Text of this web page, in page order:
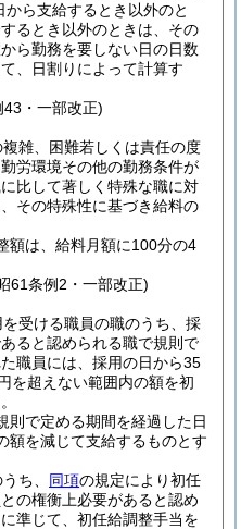
から支給するとき以外のと
るとき以外のときは、その
ら勤務を要しない日の日数
、日割りによって計算す
・一部改正)
雑、困難若しくは責任の度
労環境その他の勤務条件が
比して著しく特殊な職に対
その特殊性に基づき給料の
額は、給料月額に100分の4
61条例2・一部改正)
受ける職員の職のうち、採
ると認められる職で規則で
職員には、採用の日から35
を超えない範囲内の額を初
則で定める期間を経過した日
額を減じて支給するものとす
ち、 同項の規定により初任
の権衡上必要があると認め
準じて、初任給調整手当を